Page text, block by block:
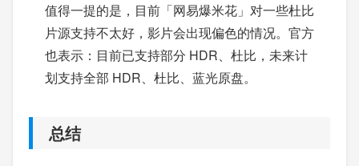
值得一提的是，目前「网易爆米花」对一些杜比
片源支持不太好，影片会出现偏色的情况。官方
也表示：目前已支持部分 HDR、杜比，未来计
划支持全部 HDR、杜比、蓝光原盘。
总结